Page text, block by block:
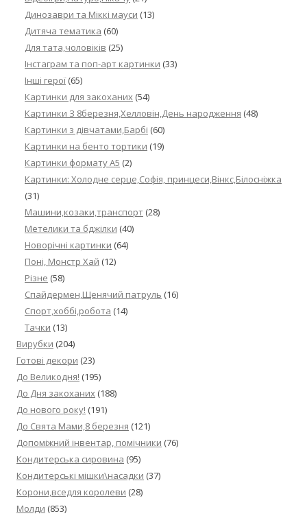
Динозаври та Міккі мауси (13)
Дитяча тематика (60)
Для тата,чоловіків (25)
Інстаграм та поп-арт картинки (33)
Інші герої (65)
Картинки для закоханих (54)
Картинки З 8березня,Хелловін,День народження (48)
Картинки з дівчатами,Барбі (60)
Картинки на бенто тортики (19)
Картинки формату А5 (2)
Картинки: Холодне серце,Софія, принцеси,Вінкс,Білосніжка
(31)
Машини,козаки,транспорт (28)
Метелики та бджілки (40)
Новорічні картинки (64)
Поні, Монстр Хай (12)
Різне (58)
Спайдермен,Щенячий патруль (16)
Спорт,хоббі,робота (14)
Тачки (13)
Вирубки (204)
Готові декори (23)
До Великодня! (195)
До Дня закоханих (188)
До нового року! (191)
До Свята Мами,8 березня (121)
Допоміжний інвентар, помічники (76)
Кондитерська сировина (95)
Кондитерські мішки\насадки (37)
Корони,вседля королеви (28)
Молди (853)